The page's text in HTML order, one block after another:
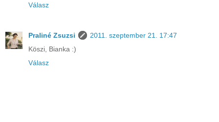
Válasz
Praliné Zsuzsi
2011. szeptember 21. 17:47
Köszi, Bianka :)
Válasz